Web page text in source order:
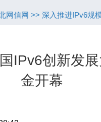
网信网 >> 深入推进IPv6规
IPv6创新发
金开幕